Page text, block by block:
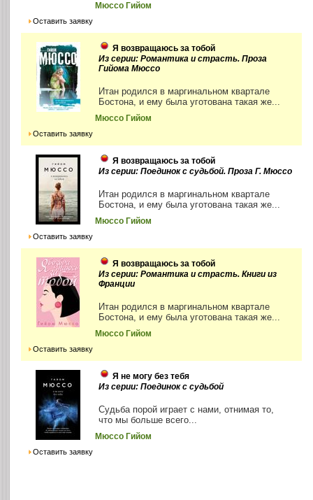
Мюссо Гийом
Оставить заявку
Я возвращаюсь за тобой
Из серии: Романтика и страсть. Проза
Гийома Мюссо
Итан родился в маргинальном квартале
Бостона, и ему была уготована такая же...
Мюссо Гийом
Оставить заявку
Я возвращаюсь за тобой
Из серии: Поединок с судьбой. Проза Г. Мюссо
Итан родился в маргинальном квартале
Бостона, и ему была уготована такая же...
Мюссо Гийом
Оставить заявку
Я возвращаюсь за тобой
Из серии: Романтика и страсть. Книги из
Франции
Итан родился в маргинальном квартале
Бостона, и ему была уготована такая же...
Мюссо Гийом
Оставить заявку
Я не могу без тебя
Из серии: Поединок с судьбой
Судьба порой играет с нами, отнимая то,
что мы больше всего...
Мюссо Гийом
Оставить заявку